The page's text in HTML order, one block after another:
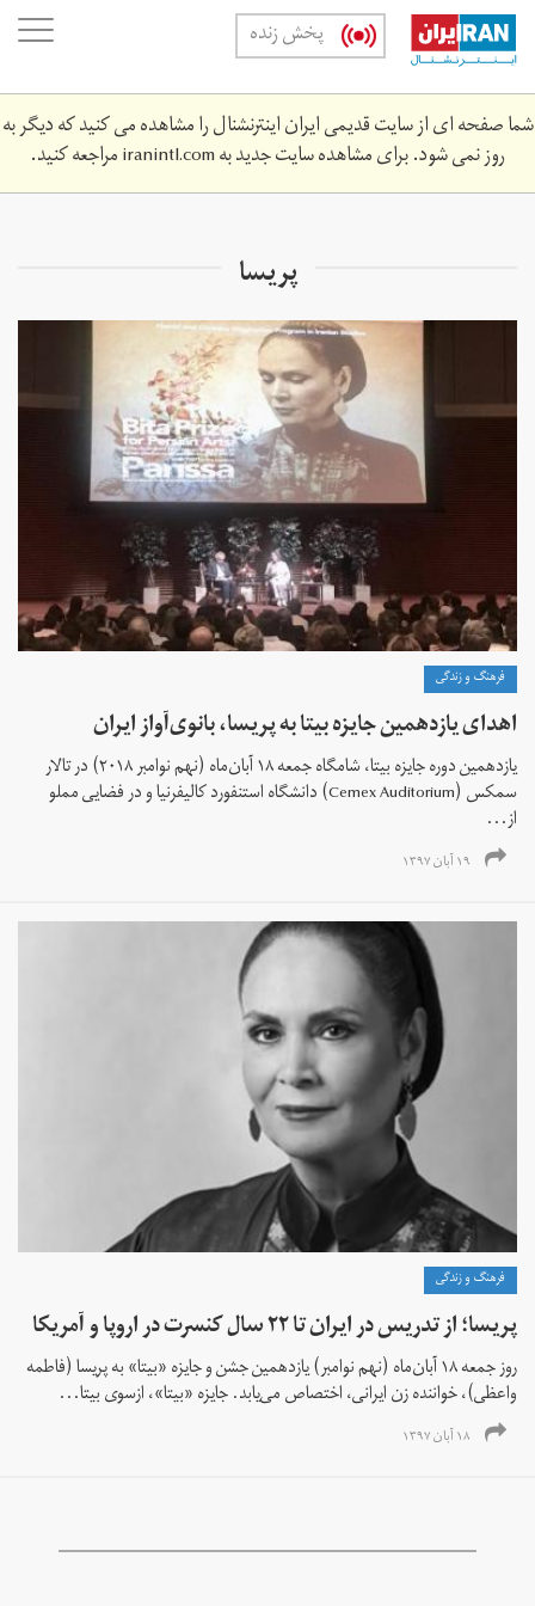
Skip
main
content
پخش زنده
شما صفحه ای از سایت قدیمی ایران اینترنشنال را مشاهده می کنید که دیگر به
روز نمی شود. برای مشاهده سایت جدید بهiranintl.comمراجعه کنید.
پریسا
فرهنگ و زندگی
اهدای یازدهمین جایزه بیتا به پریسا، بانوی‌آواز ایران
یازدهمین دوره جایزه بیتا، شامگاه جمعه ۱۸ آبان‌ماه (نهم نوامبر ۲۰۱۸) در تالار
سمکس (Cemex Auditorium) دانشگاه استنفورد کالیفرنیا و در فضایی مملو
از...
۱۹ آبان ۱۳۹۷
فرهنگ و زندگی
پریسا؛ از تدریس در ایران تا ۲۲ سال کنسرت در اروپا و آمریکا
روز جمعه ۱۸ آبان‌ماه (نهم نوامبر) یازدهمین جشن و جایزه «بیتا» به پریسا (فاطمه
واعظی)، خواننده زن ایرانی، اختصاص می‌‌یابد. جایزه «بیتا»، ازسوی بیتا...
۱۸ آبان ۱۳۹۷